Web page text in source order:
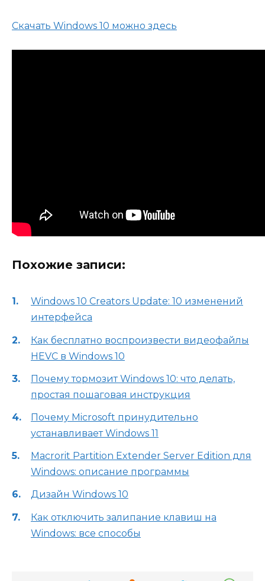
Скачать Windows 10 можно здесь
Похожие записи:
Windows 10 Creators Update: 10 изменений
интерфейса
Как бесплатно воспроизвести видеофайлы
HEVC в Windows 10
Почему тормозит Windows 10: что делать,
простая пошаговая инструкция
Почему Microsoft принудительно
устанавливает Windows 11
Macrorit Partition Extender Server Edition для
Windows: описание программы
Дизайн Windows 10
Как отключить залипание клавиш на
Windows: все способы